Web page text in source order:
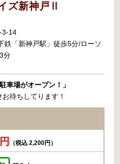
ズ新神戸Ⅱ
3-14
鉄「新神戸駅」徒歩5分/ローソ
分
車場がオープン！」
待ちしてります！
（税込 2,200円）